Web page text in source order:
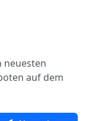
neuesten
auf dem